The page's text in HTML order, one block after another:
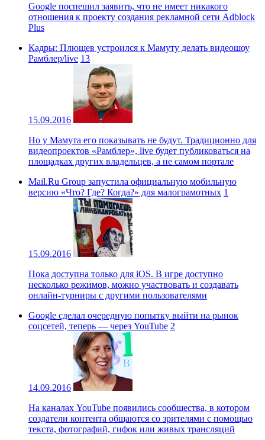
Google поспешил заявить, что не имеет никакого
отношения к проекту создания рекламной сети Adblock
Plus
Кадры: Плющев устроился к Мамуту делать видеошоу
Рамблер/live 13
15.09.2016
Но у Мамута его показывать не будут. Традиционно для
видеопроектов «Рамблер», live будет публиковаться на
площадках других владельцев, а не самом портале
Mail.Ru Group запустила официальную мобильную
версию «Что? Где? Когда?» для малограмотных 1
15.09.2016
Пока доступна только для iOS. В игре доступно
несколько режимов, можно участвовать и создавать
онлайн-турниры с другими пользователями
Google сделал очередную попытку выйти на рынок
соцсетей, теперь — через YouTube 2
14.09.2016
На каналах YouTube появились сообщества, в котором
создатели контента общаются со зрителями с помощью
текста, фотографий, гифок или живых трансляций